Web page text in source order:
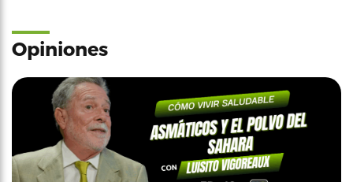
Opiniones